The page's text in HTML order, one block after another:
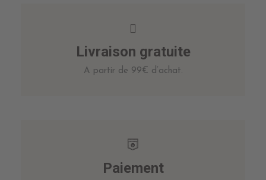
Livraison gratuite
A partir de 99€ d’achat.
Paiement